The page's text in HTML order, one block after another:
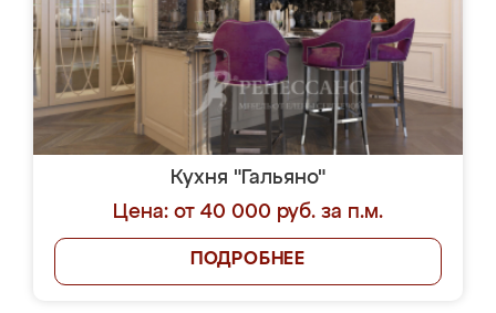
Кухня "Гальяно"
Цена: от 40 000 руб. за п.м.
ПОДРОБНЕЕ